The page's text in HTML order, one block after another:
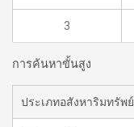
3
การค้นหาขั้นสูง
ประเภทอสังหาริมทรัพย์